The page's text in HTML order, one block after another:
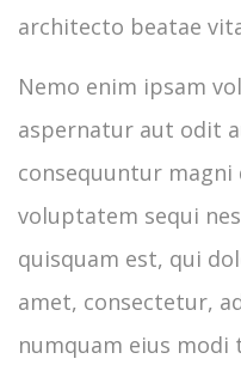
architecto beatae
Nemo enim ipsam
aspernatur aut odit
consequuntur
voluptatem sequi
quisquam est, qui
amet, consectetur,
numquam eius